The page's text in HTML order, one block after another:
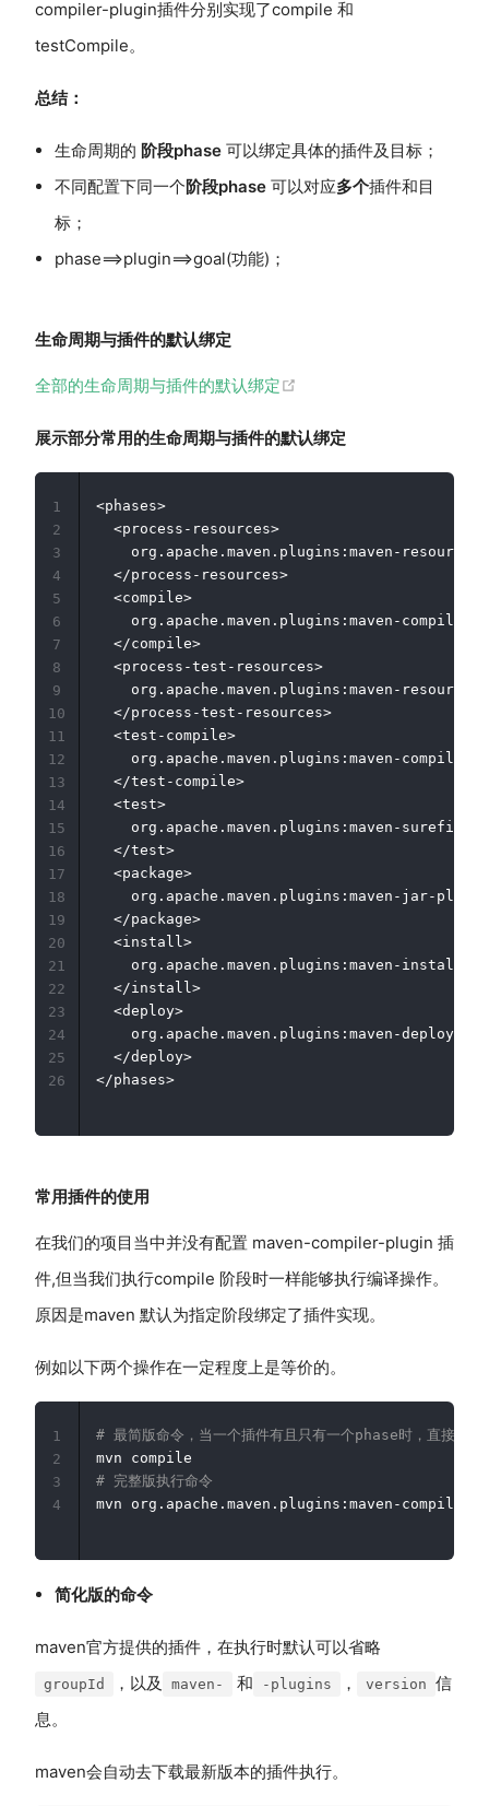
compiler-plugin插件分别实现了compile 和
testCompile。
总结：
生命周期的 阶段phase 可以绑定具体的插件及目标；
不同配置下同一个阶段phase 可以对应多个插件和目
标；
phase==>plugin==>goal(功能)；
生命周期与插件的默认绑定
全部的生命周期与插件的默认绑定
展示部分常用的生命周期与插件的默认绑定
<phases>
  <process-resources>
org.apache.maven.plugins:maven-
  </process-resources>
  <compile>
org.apache.maven.plugins:maven-compiler-
  </compile>
  <process-test-resources>
org.apache.maven.plugins:maven-
  </process-test-resources>
  <test-compile>
org.apache.maven.plugins:maven-compiler-
  </test-compile>
  <test>
org.apache.maven.plugins:maven-surefire-
  </test>
  <package>
org.apache.maven.plugins:maven-jar-
  </package>
  <install>
org.apache.maven.plugins:maven-install-
  </install>
  <deploy>
org.apache.maven.plugins:maven-deploy-
  </deploy>
1
2
3
4
5
6
7
8
9
10
11
12
13
14
15
16
17
18
19
20
21
22
23
24
25
26
常用插件的使用
在我们的项目当中并没有配置 maven-compiler-plugin 插
件,但当我们执行compile 阶段时一样能够执行编译操作。
原因是maven 默认为指定阶段绑定了插件实现。
例如以下两个操作在一定程度上是等价的。
# 最简版命令，当一个插件有且只有一个phase时，直接简
# 完整版执行命令
1
2
3
4
简化版的命令
maven官方提供的插件，在执行时默认可以省略
groupId ，以及 maven- 和 -plugins ， version 信
息。
maven会自动去下载最新版本的插件执行。